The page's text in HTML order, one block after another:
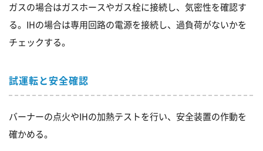
ガスの場合はガスホースやガス栓に接続し、気密性を確認す
る。IHの場合は専用回路の電源を接続し、過負荷がないかを
チェックする。
試運転と安全確認
バーナーの点火やIHの加熱テストを行い、安全装置の作動を
確かめる。